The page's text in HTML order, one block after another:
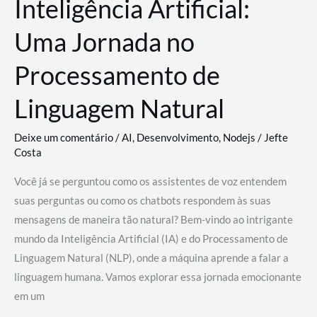
Inteligência Artificial:
Uma Jornada no
Processamento de
Linguagem Natural
Deixe um comentário/AI, Desenvolvimento, Nodejs / Jefte
Costa
Você já se perguntou como os assistentes de voz entendem
suas perguntas ou como os chatbots respondem às suas
mensagens de maneira tão natural? Bem-vindo ao intrigante
mundo da Inteligência Artificial (IA) e do Processamento de
Linguagem Natural (NLP), onde a máquina aprende a falar a
linguagem humana. Vamos explorar essa jornada emocionante
em um